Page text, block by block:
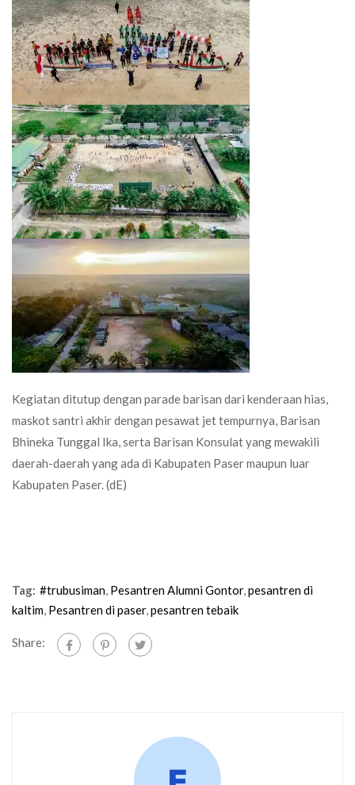
Kegiatan ditutup dengan parade barisan dari kenderaan hias,
maskot santri akhir dengan pesawat jet tempurnya, Barisan
Bhineka Tunggal Ika, serta Barisan Konsulat yang mewakili
daerah-daerah yang ada di Kabupaten Paser maupun luar
Kabupaten Paser. (dE)
Tag: #trubusiman, Pesantren Alumni Gontor,pesantren di
kaltim, Pesantren di paser,pesantren tebaik
Share: